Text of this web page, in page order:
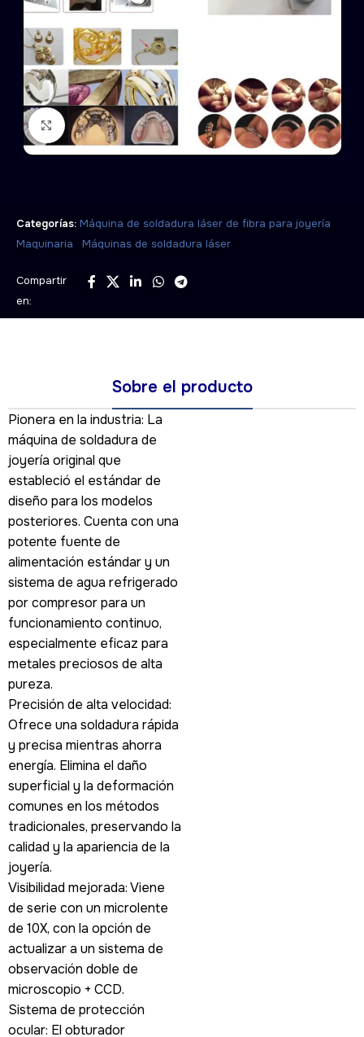
Click to enlarge
Categorías: Máquina de soldadura láser de fibra para joyería
Maquinaria Máquinas de soldadura láser
Compartir
en:
Sobre el producto
Pionera en la industria: La
máquina de soldadura de
joyería original que
estableció el estándar de
diseño para los modelos
posteriores. Cuenta con una
potente fuente de
alimentación estándar y un
sistema de agua refrigerado
por compresor para un
funcionamiento continuo,
especialmente eficaz para
metales preciosos de alta
pureza.
Precisión de alta velocidad:
Ofrece una soldadura rápida
y precisa mientras ahorra
energía. Elimina el daño
superficial y la deformación
comunes en los métodos
tradicionales, preservando la
calidad y la apariencia de la
joyería.
Visibilidad mejorada: Viene
de serie con un microlente
de 10X, con la opción de
actualizar a un sistema de
observación doble de
microscopio + CCD.
Sistema de protección
ocular: El obturador